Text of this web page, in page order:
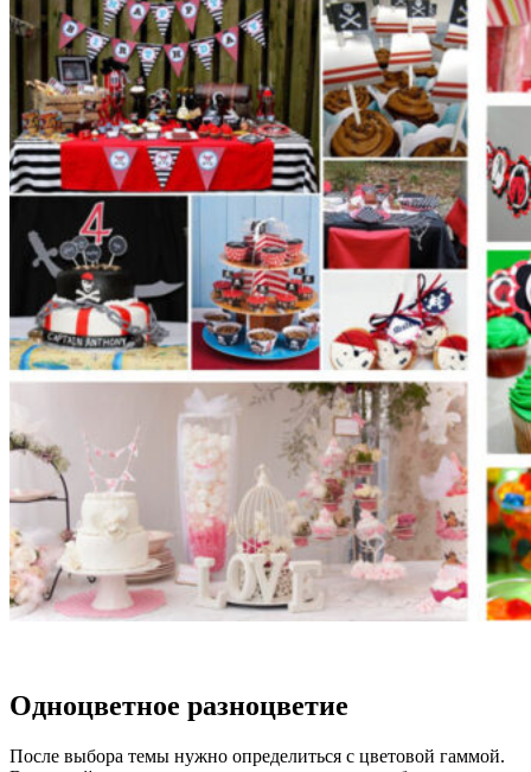
Одноцветное разноцветие
После выбора темы нужно определиться с цветовой гаммой.